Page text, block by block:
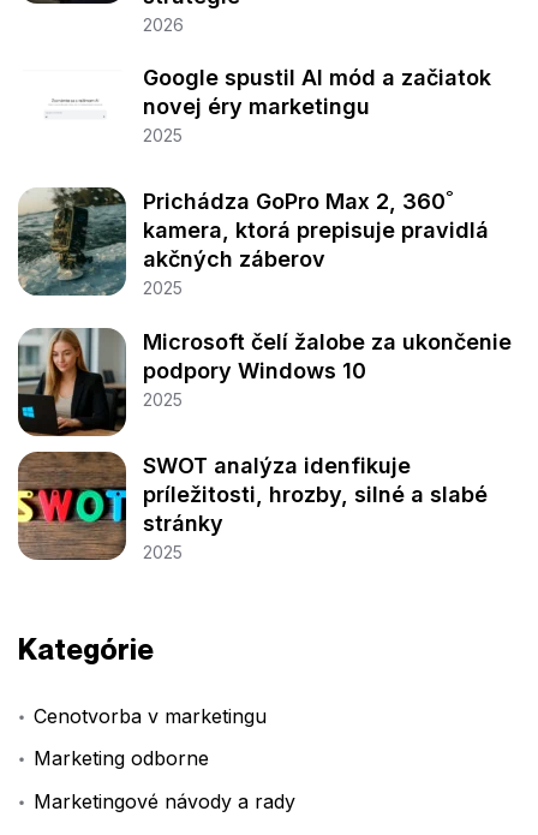
2026
Google spustil AI mód a začiatok
novej éry marketingu
2025
Prichádza GoPro Max 2, 360˚
kamera, ktorá prepisuje pravidlá
akčných záberov
2025
Microsoft čelí žalobe za ukončenie
podpory Windows 10
2025
SWOT analýza idenfikuje
príležitosti, hrozby, silné a slabé
stránky
2025
Kategórie
Cenotvorba v marketingu
Marketing odborne
Marketingové návody a rady